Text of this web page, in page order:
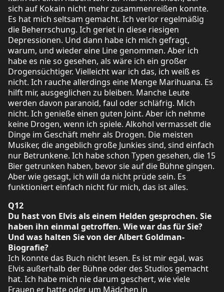
sich auf Kokain nicht mehr zusammenreißen konnte.
Es hat mich seltsam gemacht. Ich verlor regelmäßig
die Beherrschung. Ich geriet in diese riesigen
Depressionen. Und dann habe ich mich gefragt,
warum, und wieder eine Line genommen. Aber ich
habe es nie so gesehen, als wäre ich ein großer
Drogensüchtiger. Vielleicht war ich das, ich weiß es
nicht. Ich rauche allerdings eine Menge Marihuana. Es
hilft mir, ausgeglichen zu bleiben. Manche Leute
werden davon paranoid, faul oder schläfrig. Mich
nicht. Ich genieße einen guten Joint. Aber ich nehme
keine Drogen, wenn ich spiele. Alkohol vermasselt die
Dinge im Geschäft mehr als Drogen. Die meisten
Musiker, die angeblich große Junkies sind, sind einfach
nur Betrunkene. Ich habe schon Typen gesehen, die 15
Bier getrunken haben, bevor sie auf die Bühne gingen.
Aber wie gesagt, ich will da nicht prüde sein. Es
funktioniert einfach nicht für mich, das ist alles.
Q12
Du hast von Elvis als einem Helden gesprochen. Sie
haben ihn einmal getroffen. Wie war das für Sie?
Und was halten Sie von der Albert Goldman-
Biografie?
Ich konnte das Buch nicht lesen. Es ist mir egal, was
Elvis außerhalb der Bühne oder des Studios gemacht
hat. Ich habe mich nie darum geschert, wie viele
Frauen er hatte oder um Mädchen in